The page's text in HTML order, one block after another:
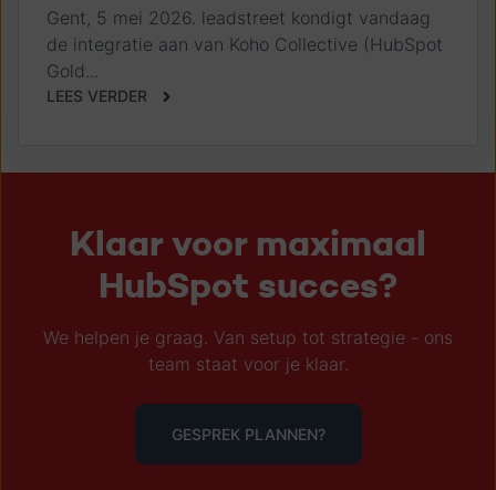
Gent, 5 mei 2026. leadstreet kondigt vandaag
de integratie aan van Koho Collective (HubSpot
Gold...
LEES VERDER
Klaar voor maximaal
HubSpot succes?
We helpen je graag. Van setup tot strategie - ons
team staat voor je klaar.
GESPREK PLANNEN?